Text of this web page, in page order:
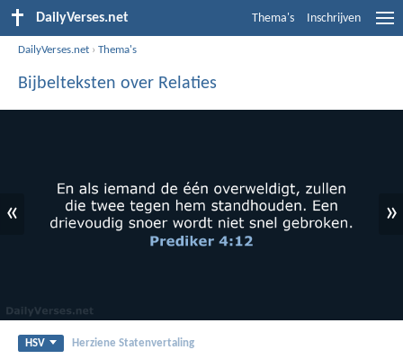
DailyVerses.net Thema's Inschrijven
DailyVerses.net ›Thema's
Bijbelteksten over Relaties
« »
HSV Herziene Statenvertaling